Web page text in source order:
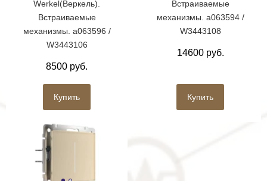
Werkel(Веркель).
Встраиваемые
механизмы. a063596 /
W3443106
8500 руб.
Купить
Встраиваемые
механизмы. a063594 /
W3443108
14600 руб.
Купить